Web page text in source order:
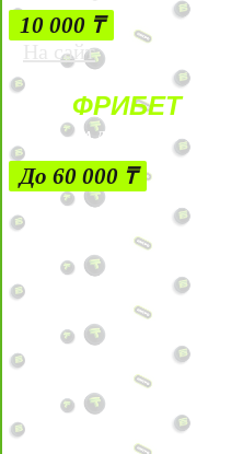
10 000 ₸
На сайт
ФРИБЕТ
ЗА ДЕПОЗИТЫ
До 60 000 ₸